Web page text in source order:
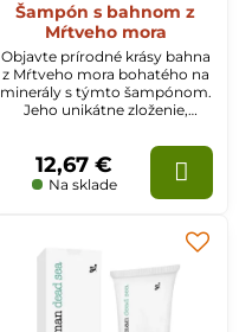
Šampón s bahnom z
Mŕtveho mora
Objavte prírodné krásy bahna
z Mŕtveho mora bohatého na
minerály s týmto šampónom.
Jeho unikátne zloženie,
mora a rastlinné extrakty, čistí
a vyživuje korienky a pokožku
hlavy, vďaka čomu sú vaše
vlasy hladké a silné s jemnou
Na sklade
12,67 €